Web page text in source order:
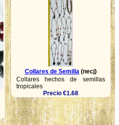
Collares de Semilla(necj)
Collares hechos de semillas
tropicales
Precio €1.68